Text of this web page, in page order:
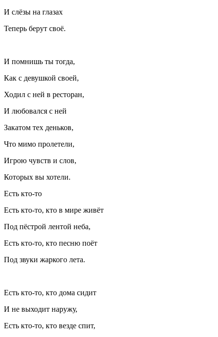
И слёзы на глазах
Теперь берут своё.
И помнишь ты тогда,
Как с девушкой своей,
Ходил с ней в ресторан,
И любовался с ней
Закатом тех деньков,
Что мимо пролетели,
Игрою чувств и слов,
Которых вы хотели.
Есть кто-то
Есть кто-то, кто в мире живёт
Под пёстрой лентой неба,
Есть кто-то, кто песню поёт
Под звуки жаркого лета.
Есть кто-то, кто дома сидит
И не выходит наружу,
Есть кто-то, кто везде спит,